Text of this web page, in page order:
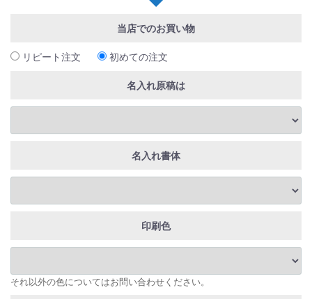
当店でのお買い物
リピート注文 初めての注文
名入れ原稿は
名入れ書体
印刷色
それ以外の色についてはお問い合わせください。